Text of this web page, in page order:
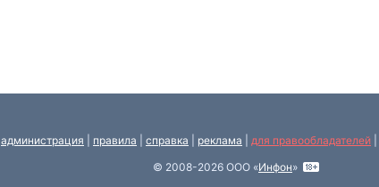
администрация правила справка реклама для правообладателей
© 2008-2026 ООО «Инфон»